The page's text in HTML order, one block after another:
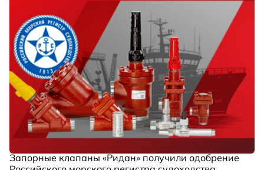
Запорные клапаны «Ридан» получили одобрение